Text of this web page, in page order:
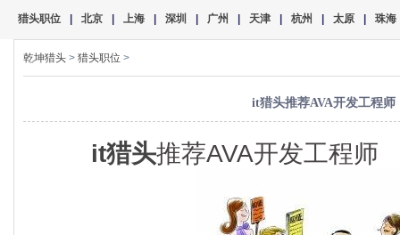
猎头职位 北京 上海 深圳 广州 天津 杭州 太原 珠海
乾坤猎头 > 猎头职位 >
it猎头推荐AVA开发工程师
it猎头推荐AVA开发工程师